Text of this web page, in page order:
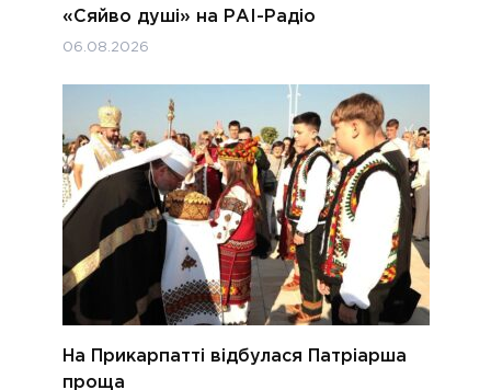
«Сяйво душі» на РАІ-Радіо
06.08.2026
На Прикарпатті відбулася Патріарша
проща